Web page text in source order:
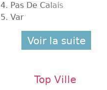
4. Pas De Calais
5. Var
Voir la suite
Top Ville